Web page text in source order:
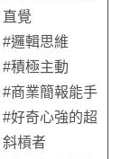
直覺
#邏輯思維
#積極主動
#商業簡報能手
#好奇心強的超
斜槓者